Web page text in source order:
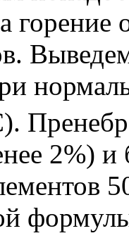
).
2%) и